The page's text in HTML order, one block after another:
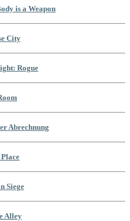
is a Weapon
City
Rogue
Abrechnung
Siege
Alley